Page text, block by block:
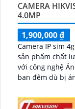
CAMERA
4.0MP
1,900,000 ₫
Camera IP sim
sản phẩm chất
với công nghệ
ban đêm dù bị